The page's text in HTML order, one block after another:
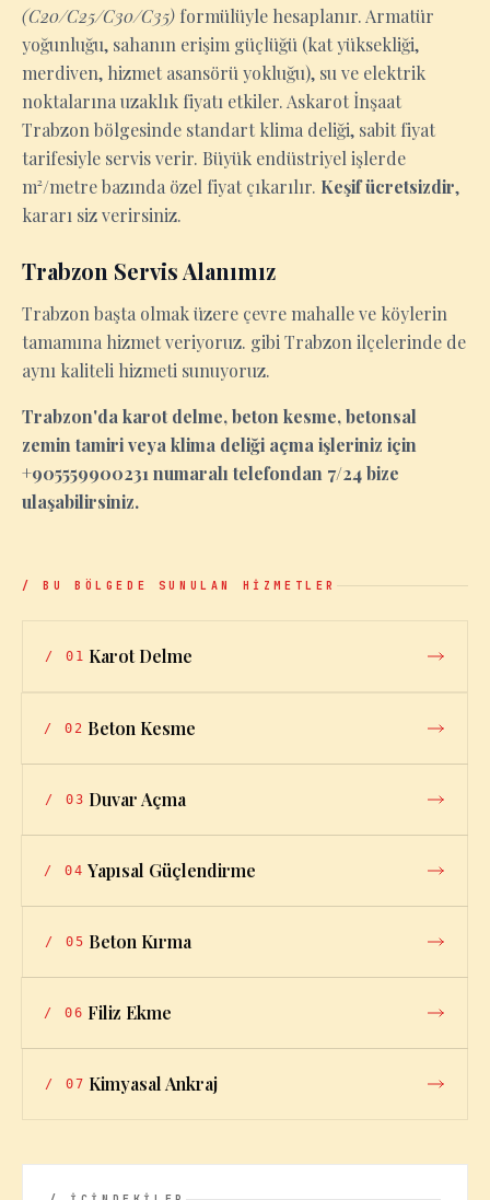
(C20/C25/C30/C35) formülüyle hesaplanır. Armatür
yoğunluğu, sahanın erişim güçlüğü (kat yüksekliği,
merdiven, hizmet asansörü yokluğu), su ve elektrik
noktalarına uzaklık fiyatı etkiler. Askarot İnşaat
Trabzon bölgesinde standart klima deliği, sabit fiyat
tarifesiyle servis verir. Büyük endüstriyel işlerde
m²/metre bazında özel fiyat çıkarılır. Keşif ücretsizdir,
kararı siz verirsiniz.
Trabzon Servis Alanımız
Trabzon başta olmak üzere çevre mahalle ve köylerin
tamamına hizmet veriyoruz. gibi Trabzon ilçelerinde de
aynı kaliteli hizmeti sunuyoruz.
Trabzon'da karot delme, beton kesme, betonsal
zemin tamiri veya klima deliği açma işleriniz için
+905559900231 numaralı telefondan 7/24 bize
ulaşabilirsiniz.
/ BU BÖLGEDE SUNULAN HİZMETLER
/ 01 Karot Delme
/ 02 Beton Kesme
/ 03 Duvar Açma
/ 04 Yapısal Güçlendirme
/ 05 Beton Kırma
/ 06 Filiz Ekme
/ 07 Kimyasal Ankraj